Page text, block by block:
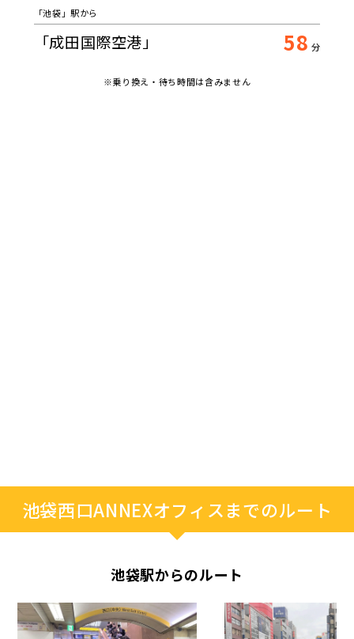
「池袋」駅から
「成田国際空港」 58 分
※乗り換え・待ち時間は含みません
池袋西口ANNEXオフィスまでのルート
池袋駅からのルート